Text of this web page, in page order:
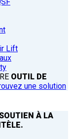
Lift
OUTIL DE
une solution
À LA